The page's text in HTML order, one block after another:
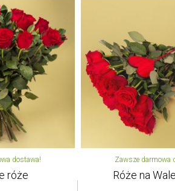
dostawa!
róże
Zawsze darmowa
Róże na